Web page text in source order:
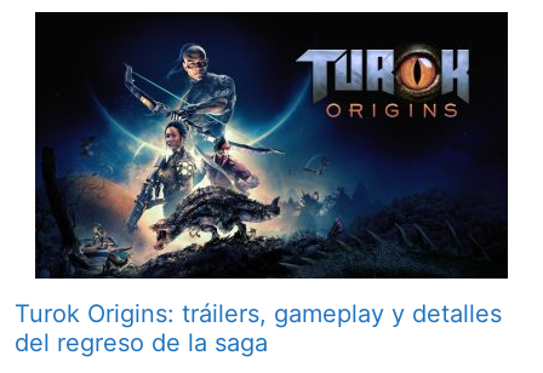
Turok Origins: tráilers, gameplay y detalles
del regreso de la saga